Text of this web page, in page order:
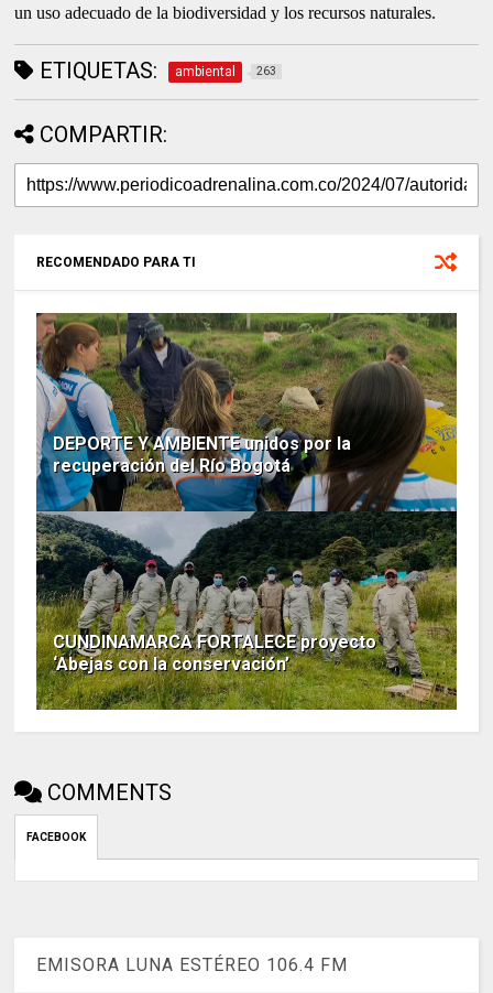
un uso adecuado de la biodiversidad y los recursos naturales.
ETIQUETAS: ambiental 263
COMPARTIR:
RECOMENDADO PARA TI
DEPORTE Y AMBIENTE unidos por la
recuperación del Río Bogotá
CUNDINAMARCA FORTALECE proyecto
‘Abejas con la conservación’
COMMENTS
FACEBOOK
EMISORA LUNA ESTÉREO 106.4 FM